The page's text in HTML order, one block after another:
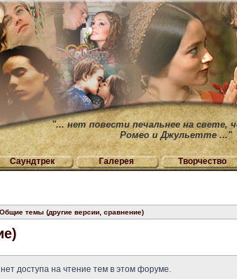
"... нет повести печальнее на свете,
Ромео и Джульетте ..."
Саундтрек Галерея Творчество
Общие темы (другие версии, сравнение)
доступа на чтение тем в этом форуме.